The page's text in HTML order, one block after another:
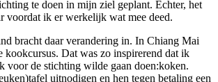
te doen in mijn ziel geplant. Echter, het
voordat ik er werkelijk wat mee deed.
bracht daar verandering in. In Chiang Mai
kookcursus. Dat was zo inspirerend dat ik
voor de stichting wilde gaan doen:koken.
uitnodigen en hen tegen betaling een